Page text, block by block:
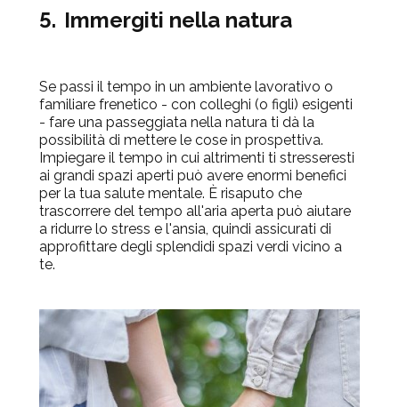
5. Immergiti nella natura
Se passi il tempo in un ambiente lavorativo o
familiare frenetico - con colleghi (o figli) esigenti
- fare una passeggiata nella natura ti dà la
possibilità di mettere le cose in prospettiva.
Impiegare il tempo in cui altrimenti ti stresseresti
ai grandi spazi aperti può avere enormi benefici
per la tua salute mentale. È risaputo che
trascorrere del tempo all'aria aperta può aiutare
a ridurre lo stress e l'ansia, quindi assicurati di
approfittare degli splendidi spazi verdi vicino a
te.